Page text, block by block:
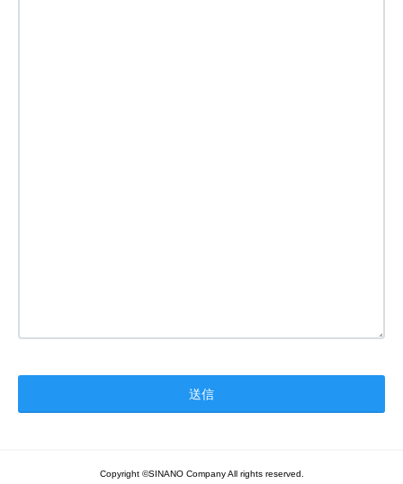
Copyright ©SINANO Company All rights reserved.